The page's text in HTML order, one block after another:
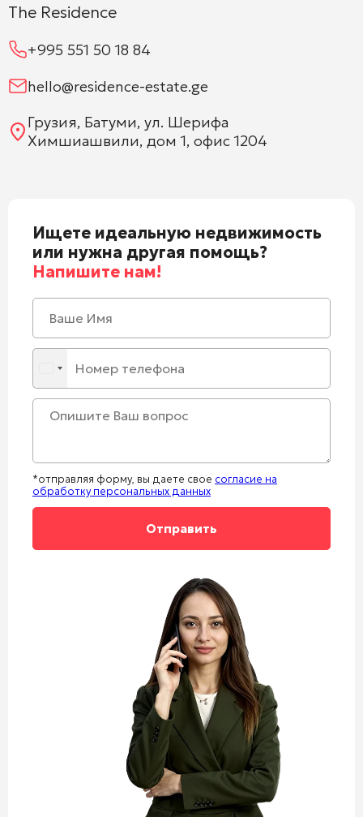
The Residence
+995 551 50 18 84
hello@residence-estate.ge
Грузия, Батуми, ул. Шерифа
Химшиашвили, дом 1, офис 1204
Ищете идеальную недвижимость
или нужна другая помощь?
Напишите нам!
*отправляя форму, вы даете свое согласие на
обработку персональных данных